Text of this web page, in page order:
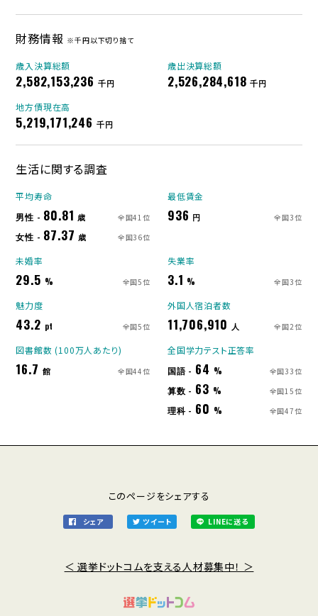
財務情報 ※千円以下切り捨て
歳入決算総額
2,582,153,236 千円
歳出決算総額
2,526,284,618 千円
地方債現在高
5,219,171,246 千円
生活に関する調査
平均寿命
男性 - 80.81 歳 全国41位
女性 - 87.37 歳 全国36位
最低賃金
936 円 全国3位
未婚率
29.5 % 全国5位
失業率
3.1 % 全国3位
魅力度
43.2 pt 全国5位
外国人宿泊者数
11,706,910 人 全国2位
図書館数 (100万人あたり)
16.7 館 全国44位
全国学力テスト正答率
国語 - 64 % 全国33位
算数 - 63 % 全国15位
理科 - 60 % 全国47位
このページをシェアする
シェア ツイート LINEに送る
＜ 選挙ドットコムを支える人材募集中！ ＞